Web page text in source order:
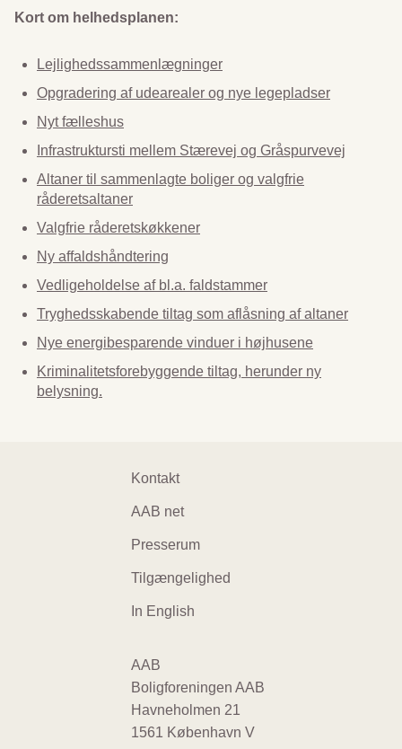
Kort om helhedsplanen:
Lejlighedssammenlægninger
Opgradering af udearealer og nye legepladser
Nyt fælleshus
Infrastruktursti mellem Stærevej og Gråspurvevej
Altaner til sammenlagte boliger og valgfrie
råderetsaltaner
Valgfrie råderetskøkkener
Ny affaldshåndtering
Vedligeholdelse af bl.a. faldstammer
Tryghedsskabende tiltag som aflåsning af altaner
Nye energibesparende vinduer i højhusene
Kriminalitetsforebyggende tiltag, herunder ny
belysning.
Footer
navigation
Kontakt
AAB net
Presserum
Tilgængelighed
In English
AAB
Boligforeningen AAB
Havneholmen 21
1561 København V